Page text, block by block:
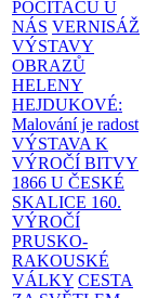
POČÍTAČŮ U
NÁS VERNISÁŽ
VÝSTAVY
OBRAZŮ
HELENY
HEJDUKOVÉ:
Malování je radost
VÝSTAVA K
VÝROČÍ BITVY
1866 U ČESKÉ
SKALICE 160.
VÝROČÍ
PRUSKO-
RAKOUSKÉ
VÁLKY CESTA